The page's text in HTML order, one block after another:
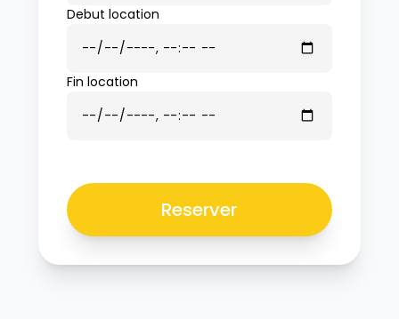
Debut location
Fin location
Reserver